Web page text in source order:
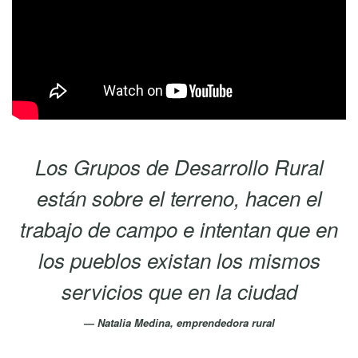
Los Grupos de Desarrollo Rural
están sobre el terreno, hacen el
trabajo de campo e intentan que en
los pueblos existan los mismos
servicios que en la ciudad
Natalia Medina, emprendedora rural